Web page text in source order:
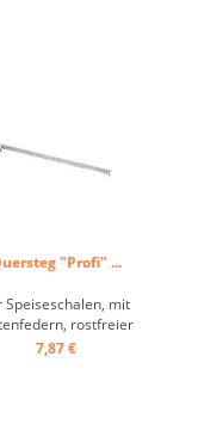
"Profi" ...
Speiseschalen, mit
rostfreier
Edelstahl, GN ...
7,87 €